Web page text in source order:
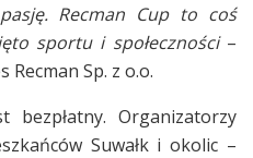
Recman Cup to coś
sportu i społeczności–
Recman Sp. z o.o.
bezpłatny. Organizatorzy
Suwałk i okolic –